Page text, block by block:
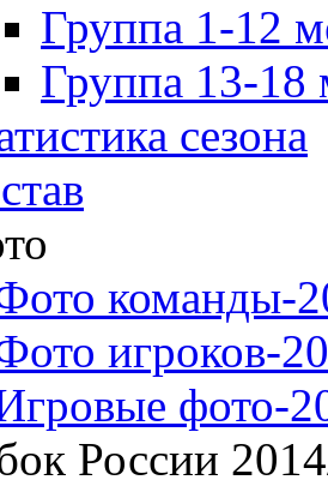
Группа 1-12
Группа 13-18
сезона
команды-
игроков-
фото-
России